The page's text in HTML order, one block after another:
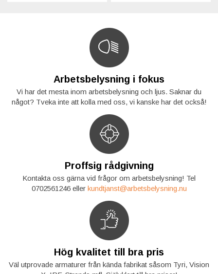
Arbetsbelysning i fokus
Vi har det mesta inom arbetsbelysning och ljus. Saknar du
något? Tveka inte att kolla med oss, vi kanske har det också!
Proffsig rådgivning
Kontakta oss gärna vid frågor om arbetsbelysning! Tel
0702561246 eller kundtjanst@arbetsbelysning.nu
Hög kvalitet till bra pris
Väl utprovade armaturer från kända fabrikat såsom Tyri, Vision